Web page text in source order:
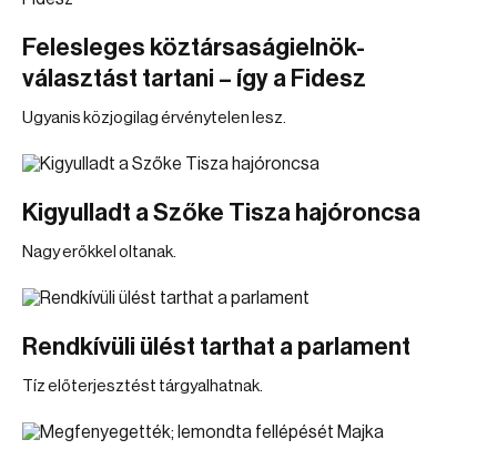
Felesleges köztársaságielnök-
választást tartani – így a Fidesz
Ugyanis közjogilag érvénytelen lesz.
Kigyulladt a Szőke Tisza hajóroncsa
Nagy erőkkel oltanak.
Rendkívüli ülést tarthat a parlament
Tíz előterjesztést tárgyalhatnak.